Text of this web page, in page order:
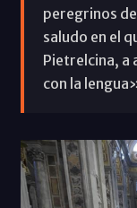
peregrinos
saludo en el
Pietrelcina, a
con la